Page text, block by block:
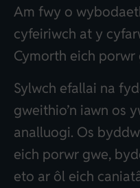
Am fwy o
cyfeiriwch at y
Cymorth eich porwr
Sylwch efallai na
gweithio’n iawn os
analluogi. Os
eich porwr gwe,
eto ar ôl eich